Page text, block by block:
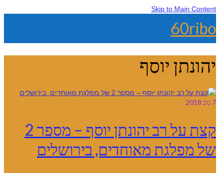
Skip to Main Content
60ribo
יהונתן יוסף
7נוב 2018
קצת על רב יהונתן יוסף – מספר 2
של מפלגת מאוחדים, בירושלים